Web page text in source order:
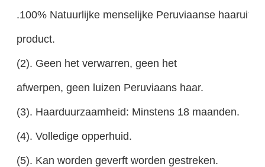
.100% Natuurlijke menselijke Peruviaanse
product.
(2). Geen het verwarren, geen het
afwerpen, geen luizen Peruviaans haar.
(3). Haarduurzaamheid: Minstens 18 maanden.
(4). Volledige opperhuid.
(5). Kan worden geverft worden gestreken.